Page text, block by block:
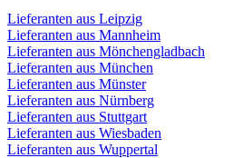
Lieferanten aus Leipzig
Lieferanten aus Mannheim
Lieferanten aus Mönchengladbach
Lieferanten aus München
Lieferanten aus Münster
Lieferanten aus Nürnberg
Lieferanten aus Stuttgart
Lieferanten aus Wiesbaden
Lieferanten aus Wuppertal